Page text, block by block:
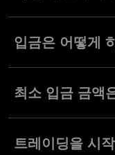
10달러 또는 10유로
작하실 수 있습니다.
입금은 어떻게
제 수단을 선택하고 확
최소 입금 금액
트레이딩을 시